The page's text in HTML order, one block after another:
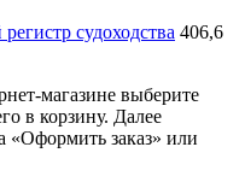
судоходства 406,6
магазине выберите
в корзину. Далее
«Оформить заказ» или